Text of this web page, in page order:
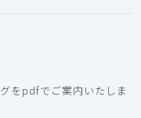
をpdfでご案内いたしま